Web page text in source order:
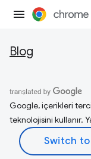
Blog
Google, içerikleri
teknolojisini kullanır.